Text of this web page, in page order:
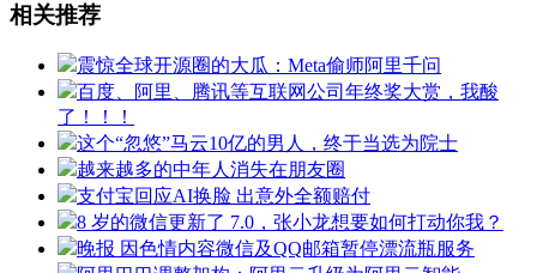
相关推荐
震惊全球开源圈的大瓜：Meta偷师阿里千问
百度、阿里、腾讯等互联网公司年终奖大赏，我酸
了！！！
这个“忽悠”马云10亿的男人，终于当选为院士
越来越多的中年人消失在朋友圈
支付宝回应AI换脸 出意外全额赔付
8 岁的微信更新了 7.0，张小龙想要如何打动你我？
晚报 因色情内容微信及QQ邮箱暂停漂流瓶服务